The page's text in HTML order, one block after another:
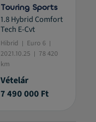
Touring Sports
1.8 Hybrid Comfort
Tech E-Cvt
Hibrid
Euro 6
2021.10.25
78 420
km
Vételár
7 490 000 Ft